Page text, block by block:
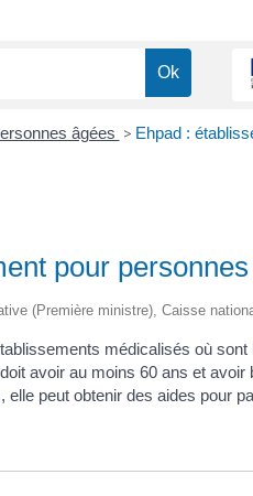
âgées > Ehpad :
pour
(Première ministre), Caisse
médicalisés où
avoir au moins 60 ans et
peut obtenir des aides pour